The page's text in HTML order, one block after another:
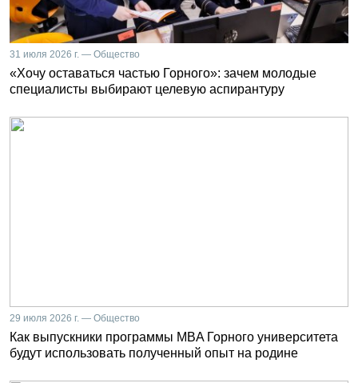
31 июля 2026 г. — Общество
«Хочу оставаться частью Горного»: зачем молодые
специалисты выбирают целевую аспирантуру
29 июля 2026 г. — Общество
Как выпускники программы MBA Горного университета
будут использовать полученный опыт на родине